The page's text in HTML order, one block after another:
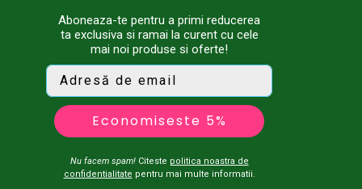
Aboneaza-te pentru a primi reducerea
ta exclusiva si ramai la curent cu cele
mai noi produse si oferte!
Economiseste 5%
Nu facem spam!Citeste politica noastra de
confidentialitate pentru mai multe informatii.